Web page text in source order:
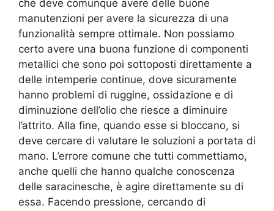
che deve comunque avere delle buone
manutenzioni per avere la sicurezza di una
funzionalità sempre ottimale. Non possiamo
certo avere una buona funzione di componenti
metallici che sono poi sottoposti direttamente a
delle intemperie continue, dove sicuramente
hanno problemi di ruggine, ossidazione e di
diminuzione dell’olio che riesce a diminuire
l’attrito. Alla fine, quando esse si bloccano, si
deve cercare di valutare le soluzioni a portata di
mano. L’errore comune che tutti commettiamo,
anche quelli che hanno qualche conoscenza
delle saracinesche, è agire direttamente su di
essa. Facendo pressione, cercando di